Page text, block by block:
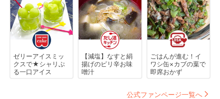
ゼリーアイスミッ
クスで★シャリぷ
る一口アイス
【減塩】なすと絹
揚げのピリ辛お味
噌汁
ごはんが進む！イ
ワシ缶×カブの葉で
即席おかず
公式ファンページ一覧へ